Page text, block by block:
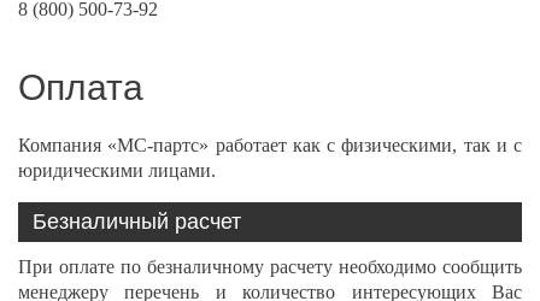
8 (800) 500-73-92
Оплата
Компания «МС-партс» работает как с физическими, так и с
юридическими лицами.
Безналичный расчет
При оплате по безналичному расчету необходимо сообщить
менеджеру перечень и количество интересующих Вас